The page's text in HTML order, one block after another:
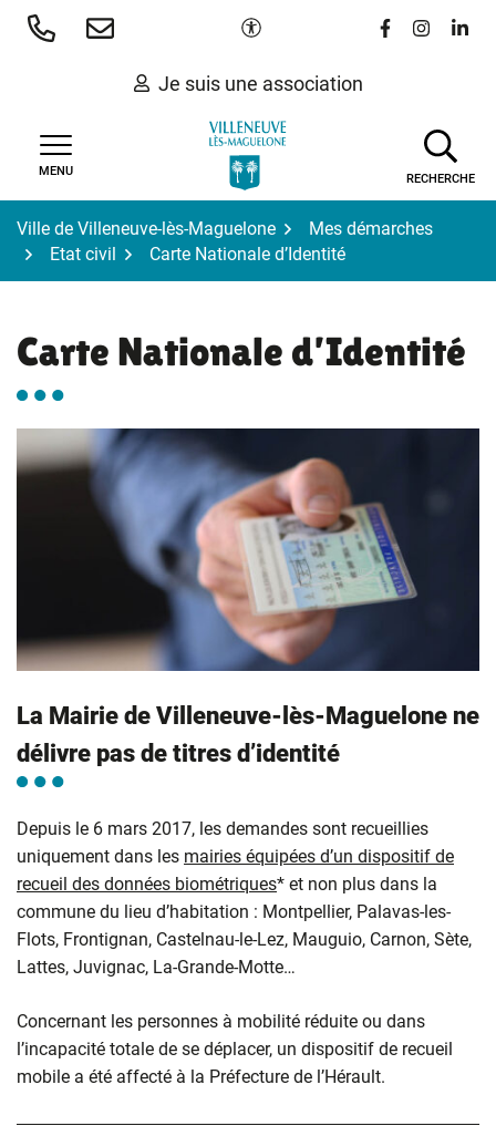
Aller
Paramètres d'accessibilité
Lien vers le
Lien vers
Lien
Je suis une association
MENU
RECHERCHE
Ville de Villeneuve-lès-Maguelone
Mes démarches
Etat civil
Carte Nationale d’Identité
Carte Nationale d’Identité
La Mairie de Villeneuve-lès-Maguelone ne
délivre pas de titres d’identité
Depuis le 6 mars 2017, les demandes sont recueillies
uniquement dans les mairies équipées d’un dispositif de
recueil des données biométriques* et non plus dans la
commune du lieu d’habitation : Montpellier, Palavas-les-
Flots, Frontignan, Castelnau-le-Lez, Mauguio, Carnon, Sète,
Lattes, Juvignac, La-Grande-Motte…
Concernant les personnes à mobilité réduite ou dans
l’incapacité totale de se déplacer, un dispositif de recueil
mobile a été affecté à la Préfecture de l’Hérault.